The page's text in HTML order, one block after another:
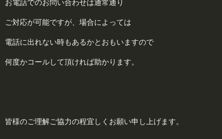
お電話でのお問い合わせは通常通り
ご対応が可能ですが、場合によっては
電話に出れない時もあるかとおもいますので
何度かコールして頂ければ助かります。
皆様のご理解ご協力の程宜しくお願い申し上げます。